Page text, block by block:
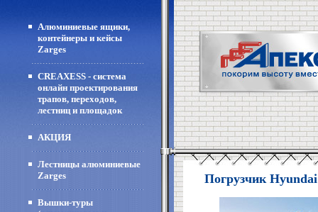
Алюминиевые ящики,
контейнеры и кейсы
Zarges
CREAXESS - система
онлайн проектирования
трапов, переходов,
лестниц и площадок
АКЦИЯ
Лестницы алюминиевые
Zarges
Вышки-туры
Погрузчик